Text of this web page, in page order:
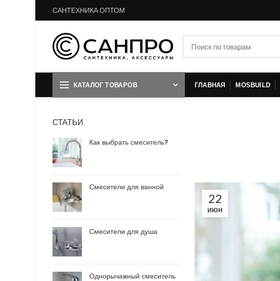
САНТЕХНИКА ОПТОМ
КАТАЛОГ ТОВАРОВ ГЛАВНАЯ MOSBUILD
22
ИЮН
СТАТЬИ
Как выбрать смеситель?
Смесители для ванной
Смесители для душа
Однорычажный смеситель